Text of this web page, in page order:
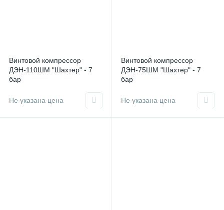
Винтовой компрессор
ДЭН-110ШМ "Шахтер" - 7
бар
Не указана цена
Винтовой компрессор
ДЭН-75ШМ "Шахтер" - 7
бар
Не указана цена